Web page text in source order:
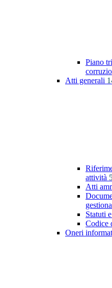
Piano
Atti generali
attività
Atti
Statuti
Codice
Oneri